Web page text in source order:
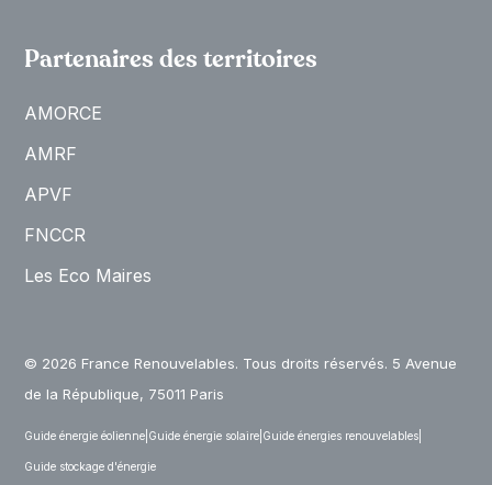
Partenaires des territoires
AMORCE
AMRF
APVF
FNCCR
Les Eco Maires
© 2026 France Renouvelables. Tous droits réservés. 5 Avenue
de la République, 75011 Paris
Guide énergie éolienne Guide énergie solaire Guide énergies renouvelables
Guide stockage d'énergie